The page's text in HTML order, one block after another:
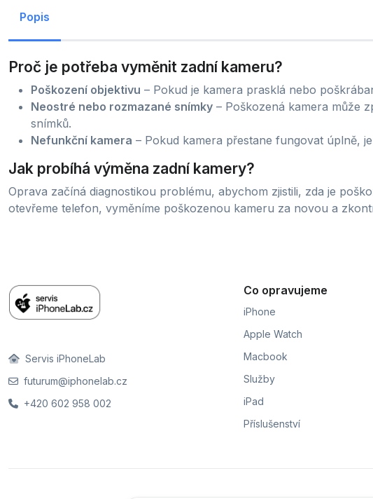
Popis
Proč je potřeba vyměnit zadní kameru?
Poškození objektivu – Pokud je kamera prasklá nebo
Neostré nebo rozmazané snímky – Poškozená kamera může
snímků.
Nefunkční kamera – Pokud kamera přestane fungovat úplně,
Jak probíhá výměna zadní kamery?
Oprava začíná diagnostikou problému, abychom zjistili, zda je
otevřeme telefon, vyměníme poškozenou kameru za novou a
Servis iPhoneLab
futurum@iphonelab.cz
+420 602 958 002
Co opravujeme
iPhone
Apple Watch
Macbook
Služby
iPad
Příslušenství